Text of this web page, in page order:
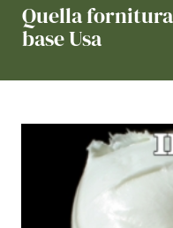
Quella
base Usa